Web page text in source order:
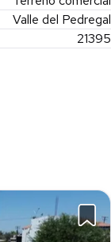
Valle del Pedregal
21395